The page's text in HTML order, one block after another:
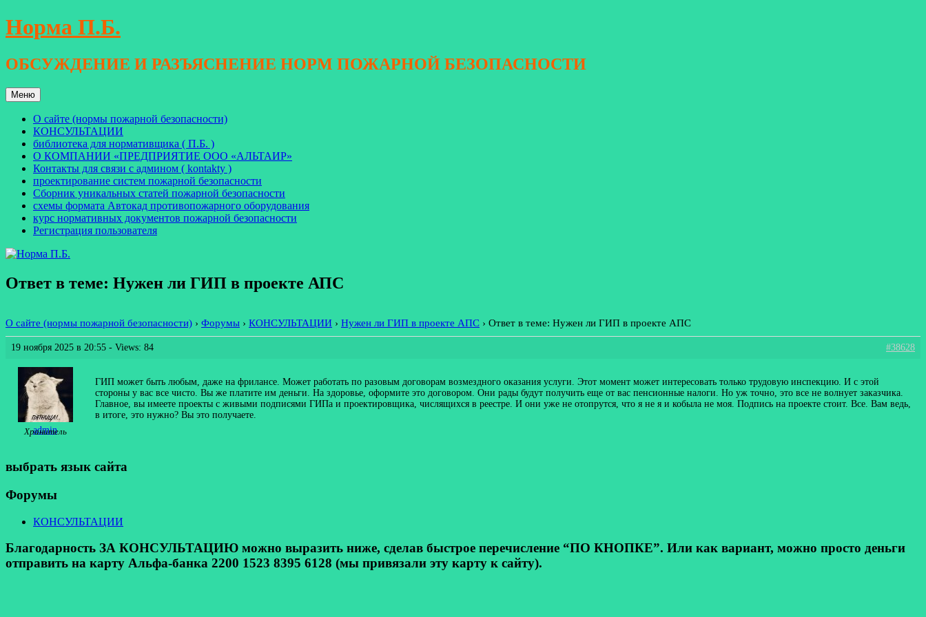
Перейти
к
Норма П.Б.
ОБСУЖДЕНИЕ И РАЗЪЯСНЕНИЕ НОРМ ПОЖАРНОЙ БЕЗОПАСНОСТИ
Меню
О сайте (нормы пожарной безопасности)
КОНСУЛЬТАЦИИ
библиотека для нормативщика ( П.Б. )
О КОМПАНИИ «ПРЕДПРИЯТИЕ ООО «АЛЬТАИР»
Контакты для связи с админом ( kontakty )
проектирование систем пожарной безопасности
Сборник уникальных статей пожарной безопасности
схемы формата Автокад противопожарного оборудования
курс нормативных документов пожарной безопасности
Регистрация пользователя
Ответ в теме: Нужен ли ГИП в проекте АПС
О сайте (нормы пожарной безопасности) › Форумы › КОНСУЛЬТАЦИИ › Нужен ли ГИП в проекте АПС › Ответ в теме: Нужен ли ГИП в проекте АПС
19 ноября 2025 в 20:55 - Views: 84 #38628
admin
Хранитель
ГИП может быть любым, даже на фрилансе. Может работать по разовым договорам возмездного оказания услуги. Этот момент может интересовать только трудовую инспекцию. И с этой
стороны у вас все чисто. Вы же платите им деньги. На здоровье, оформите это договором. Они рады будут получить еще от вас пенсионные налоги. Но уж точно, это все не волнует заказчика.
Главное, вы имеете проекты с живыми подписями ГИПа и проектировщика, числящихся в реестре. И они уже не отопрутся, что я не я и кобыла не моя. Подпись на проекте стоит. Все. Вам ведь,
в итоге, это нужно? Вы это получаете.
выбрать язык сайта
Форумы
КОНСУЛЬТАЦИИ
Благодарность ЗА КОНСУЛЬТАЦИЮ можно выразить ниже, сделав быстрое перечисление “ПО КНОПКЕ”. Или как вариант, можно просто деньги
отправить на карту Альфа-банка 2200 1523 8395 6128 (мы привязали эту карту к сайту).